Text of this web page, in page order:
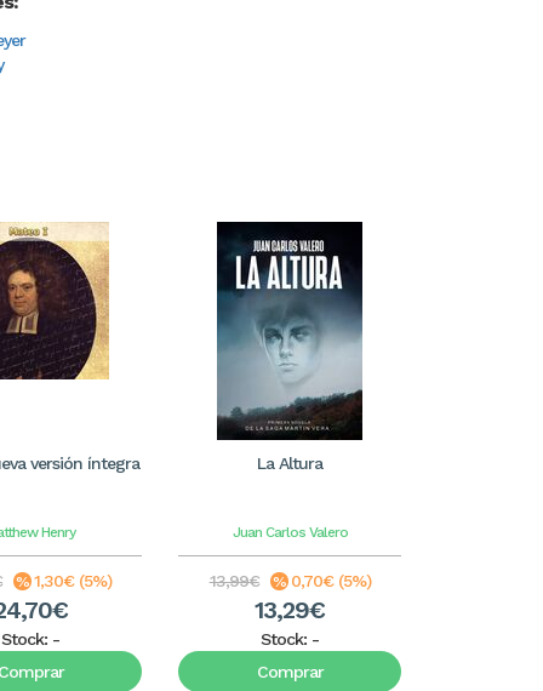
versión íntegra
Henry
1,30€ (5%)
Stock: -
La Altura
Juan Carlos Valero
13,99€ 0,70€ (5%)
13,29€
Stock: -
Comprar